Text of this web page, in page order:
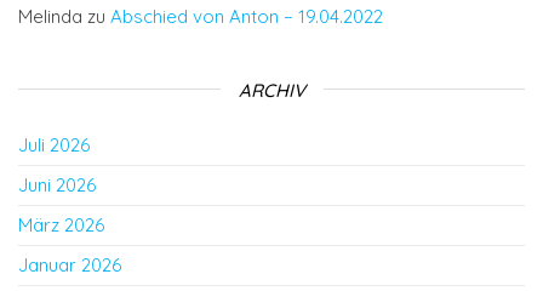
Melinda zu Abschied von Anton – 19.04.2022
ARCHIV
Juli 2026
Juni 2026
März 2026
Januar 2026